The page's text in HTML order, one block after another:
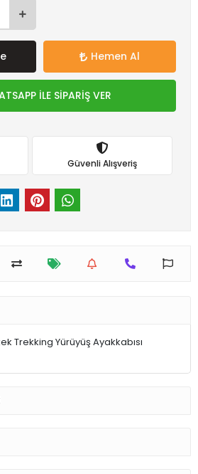
Hemen Al
İLE SİPARİŞ VER
Güvenli Alışveriş
Trekking Yürüyüş Ayakkabısı